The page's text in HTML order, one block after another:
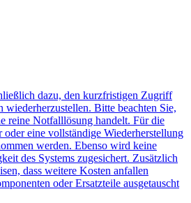
dazu, den kurzfristigen Zugriff
wiederherzustellen. Bitte beachten Sie,
reine Notfalllösung handelt. Für die
eine vollständige Wiederherstellung
werden. Ebenso wird keine
des Systems zugesichert. Zusätzlich
dass weitere Kosten anfallen
oder Ersatzteile ausgetauscht